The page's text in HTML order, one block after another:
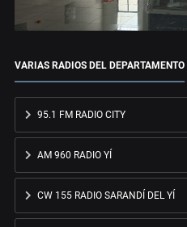
VARIAS RADIOS DEL DEPARTAMENTO
95.1 FM RADIO CITY
AM 960 RADIO YÍ
CW 155 RADIO SARANDÍ DEL YÍ